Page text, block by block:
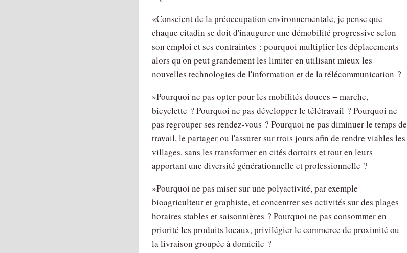
«Conscient de la préoccupation environnementale, je pense que
chaque citadin se doit d'inaugurer une démobilité progressive selon
son emploi et ses contraintes : pourquoi multiplier les déplacements
alors qu'on peut grandement les limiter en utilisant mieux les
nouvelles technologies de l'information et de la télécommunication ?
»Pourquoi ne pas opter pour les mobilités douces − marche,
bicyclette ? Pourquoi ne pas développer le télétravail ? Pourquoi ne
pas regrouper ses rendez-vous ? Pourquoi ne pas diminuer le temps de
travail, le partager ou l'assurer sur trois jours afin de rendre viables les
villages, sans les transformer en cités dortoirs et tout en leurs
apportant une diversité générationnelle et professionnelle ?
»Pourquoi ne pas miser sur une polyactivité, par exemple
bioagriculteur et graphiste, et concentrer ses activités sur des plages
horaires stables et saisonnières ? Pourquoi ne pas consommer en
priorité les produits locaux, privilégier le commerce de proximité ou
la livraison groupée à domicile ?